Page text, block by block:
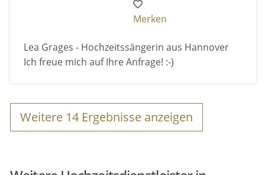
Merken
Lea Grages - Hochzeitssängerin aus Hannover
Ich freue mich auf Ihre Anfrage! :-)
Weitere 14 Ergebnisse anzeigen